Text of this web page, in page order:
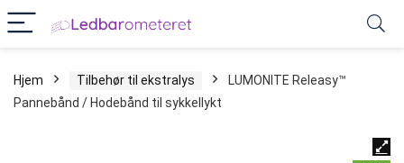
Hjem Tilbehør til ekstralys
LUMONITE Releasy™
Pannebånd / Hodebånd til sykkellykt